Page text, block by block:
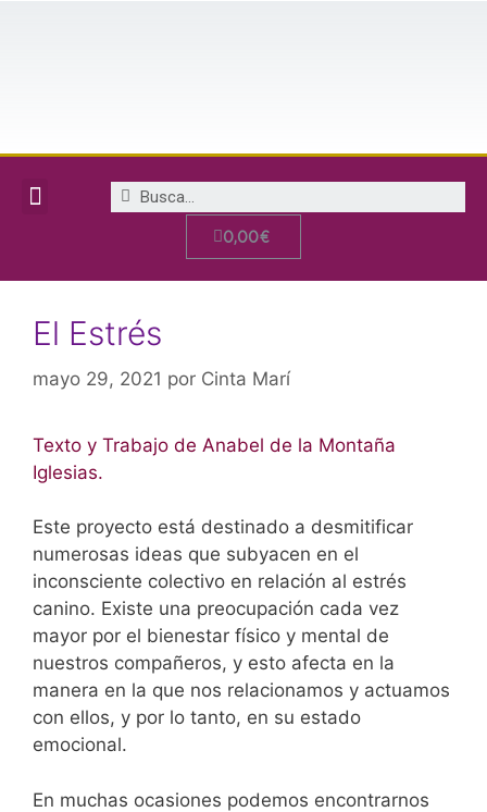
0,00€
El Estrés
mayo 29, 2021 por Cinta Marí
Texto y Trabajo de Anabel de la Montaña
Iglesias.
Este proyecto está destinado a desmitificar
numerosas ideas que subyacen en el
inconsciente colectivo en relación al estrés
canino. Existe una preocupación cada vez
mayor por el bienestar físico y mental de
nuestros compañeros, y esto afecta en la
manera en la que nos relacionamos y actuamos
con ellos, y por lo tanto, en su estado
emocional.
En muchas ocasiones podemos encontrarnos